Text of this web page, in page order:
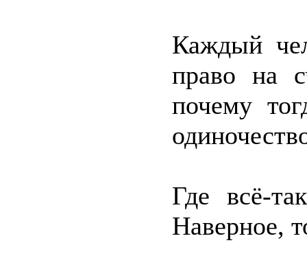
Каждый
право на
почему
Где всё-
Наверное,